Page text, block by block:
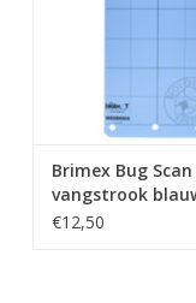
Vangplaten
droogt niet op in
klimaa
TOEVOEGEN AAN
Brimex Bug Scan
vangstrook
stuks 25 X 10 cm
€12,50